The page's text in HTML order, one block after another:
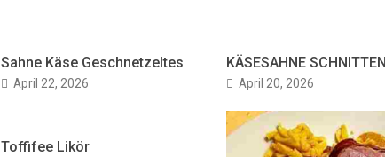
Sahne Käse Geschnetzeltes
April 22, 2026
KÄSESAHNE SCHNITTEN
April 20, 2026
Toffifee Likör